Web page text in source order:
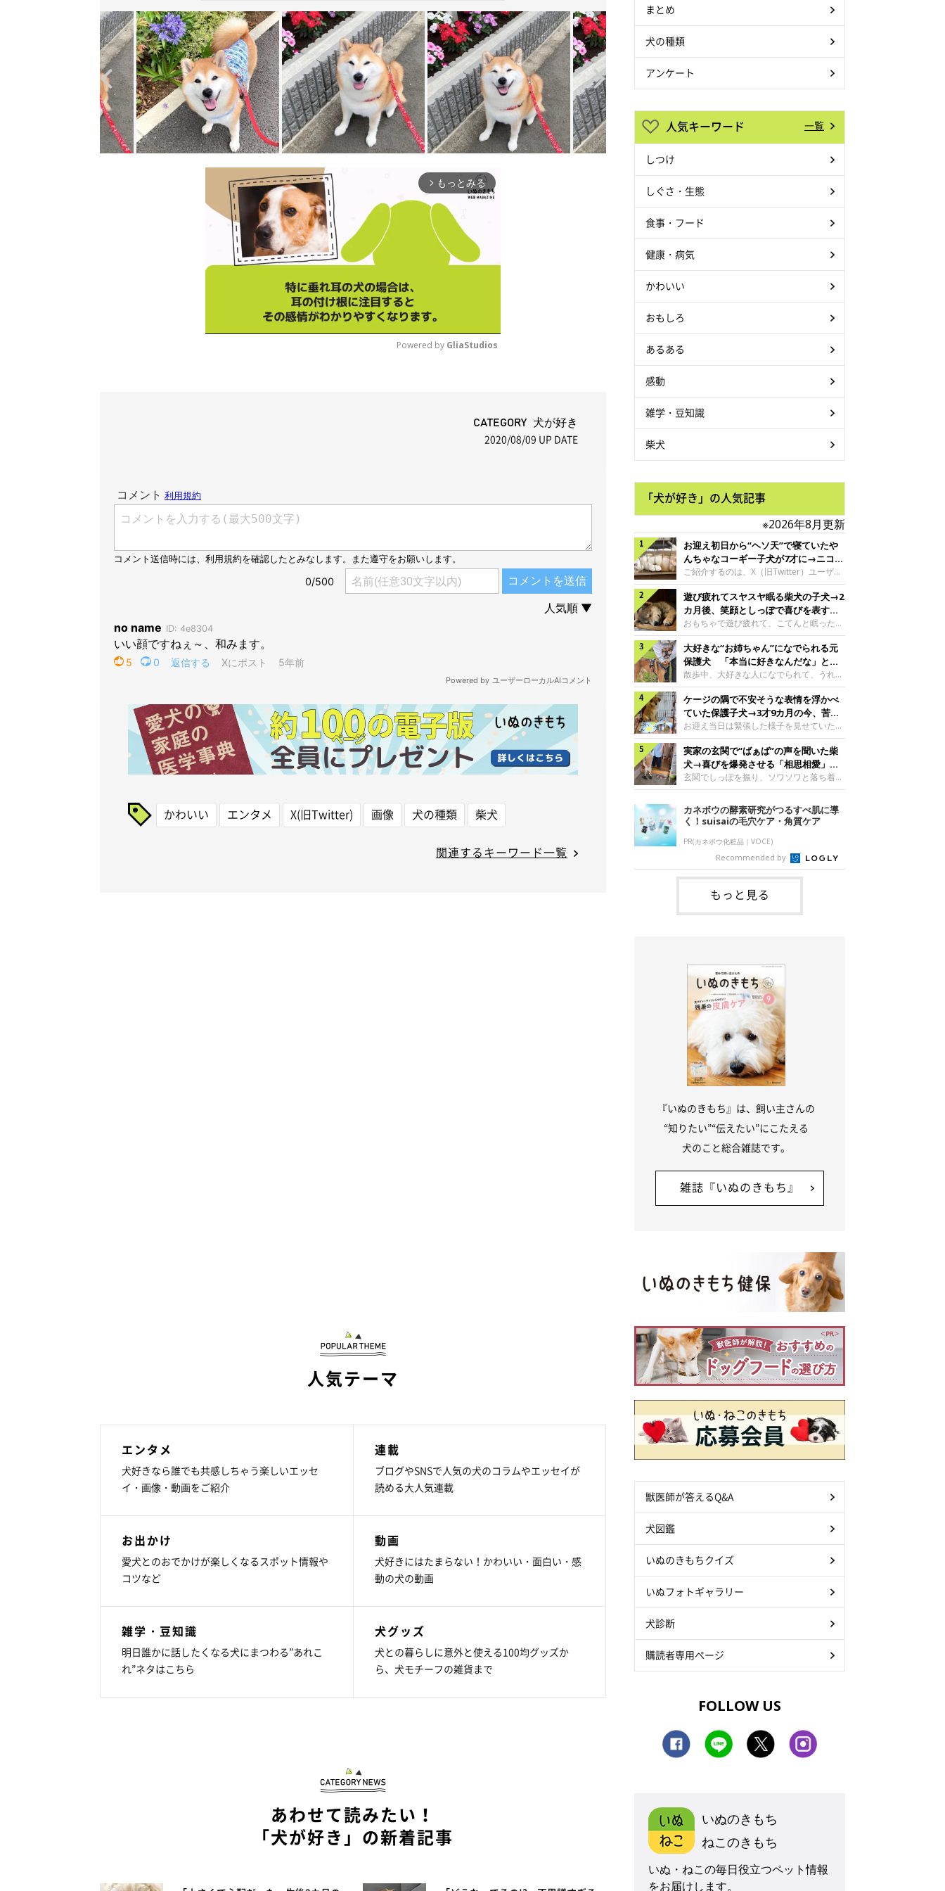
arrow_forward_ios もっとみる
Powered by GliaStudios
CATEGORY 犬が好き
2020/08/09 UP DATE
かわいい エンタメ X(旧Twitter) 画像 犬の種類 柴犬
関連するキーワード一覧
人気テーマ
エンタメ
犬好きなら誰でも共感しちゃう楽しいエッセ
イ・画像・動画をご紹介
連載
ブログやSNSで人気の犬のコラムやエッセイが
読める大人気連載
お出かけ
愛犬とのおでかけが楽しくなるスポット情報や
コツなど
動画
犬好きにはたまらない！かわいい・面白い・感
動の犬の動画
雑学・豆知識
明日誰かに話したくなる犬にまつわる”あれこ
れ”ネタはこちら
犬グッズ
犬との暮らしに意外と使える100均グッズか
ら、犬モチーフの雑貨まで
あわせて読みたい！
「犬が好き」の新着記事
まとめ
犬の種類
アンケート
人気キーワード 一覧
しつけ
しぐさ・生態
食事・フード
健康・病気
かわいい
おもしろ
あるある
感動
雑学・豆知識
柴犬
「犬が好き」の人気記事
※2026年8月更新
お迎え初日から“ヘソ天”で寝ていたや
んちゃなコーギー子犬が7才に→ニコニ
コ“コーギースマイル”が魅力のコに成
長！
ご紹介するのは、X（旧Twitter）ユーザー
＠Kus1oKg2vsgdWS2さんの愛犬でウェル
シュ・コーギー・ペンブロークの神楽ちゃ
ん。今年の8月で7才になるという神楽ちゃ
んですが、いったいどんな子犬時代を過ご
したのでしょうか。今回は、神楽ちゃんの
成長を飼い主さんと振り返ります！神楽ち
ゃんの成長について聞いた！お迎えから数
日後の神楽ちゃん（撮影時生後2カ月）＠
Kus1oKg2vsgdWS2――お迎え当初の神楽
ちゃんの様子について教えてください。飼
い主さん： 「お迎え当日から“ヘソ天”で寝
るようなコでし
遊び疲れてスヤスヤ眠る柴犬の子犬→2
カ月後、笑顔としっぽで喜びを表すコ
に成長！
おもちゃで遊び疲れて、こてんと眠った子
犬。あれから2カ月、表情や行動にさまざ
まな変化が見られるようになりました。遊
び疲れて眠る生後2カ月のなっちゃん遊び
疲れた様子のなっちゃん。@Pkndg_紹介
するのは、X（旧Twitter）ユーザー
@Pkndg_さんの愛犬・なっちゃん（取材
時、生後4カ月／柴犬）。こちらの写真
は、なっちゃんが生後2カ月のころに撮影
された一枚です。この日、なっちゃんは家
族と一緒におもちゃで遊んでいました。た
くさん遊んで疲れたのか、その後は眠り始
めたそうです。眠るなっちゃん。
@Pkndg_
大好きな“お姉ちゃん”になでられる元
保護犬 「本当に好きなんだな」と感
じる表情にほっこり
散歩中、大好きな人になでられて、うれし
そうな表情を見せる元保護犬。甘えるよう
な姿に、見ているこちらまでほっこりしま
す。大好きな“お姉ちゃん”に甘える小次郎
くん妹さんになでてもらい、うれしそうな
表情を見せる小次郎くん（2026年6月撮
影）。@mika_Jimmy紹介するのは、X（旧
Twitter）ユーザー@mika_Jimmyさんの愛
犬・小次郎くん（撮影時5才）。こちら
は、飼い主さんの妹さんと一緒に散歩をし
日、飼い主さんは実家から自宅へ帰る途
中、妹さんと公園で待ち合わせ
ケージの隅で不安そうな表情を浮かべ
ていた保護子犬→3才9カ月の今、苦手
を克服し頼もしいコに成長！
お迎え当日は緊張した様子を見せていた元
野犬の保護子犬。あれから約3年半、苦手
だったことを一つひとつ克服し、家族に寄
り添う姿を見せています。お迎え当日、ケ
ージの隅で不安そうにお迎え当日のシルビ
アちゃん。@nemonemotos今回紹介する
のは、X（旧Twitter）ユーザー
@nemonemotosさんの愛犬・シルビアち
ゃん（撮影当時、生後推定2カ月）。飼い
主さんが「#最初に撮った一枚」として投
稿した写真には、ケージの隅で不安そうな
表情を浮かべるシルビアちゃんの姿が写っ
ていました。こちらは、保護犬だったシル
実家の玄関で“ばぁば”の声を聞いた柴
犬→喜びを爆発させる「相思相愛」な
光景にほっこり
玄関でしっぽを振り、ソワソワと落ち着か
ない様子の柴犬。その先には、大好きな人
との再会が待っていました。玄関でソワソ
ワする福丸くんソワソワした様子を見せる
福丸くん。@totomo_fukumaru紹介する
のは、X（旧Twitter）ユーザー
@totomo_fukumaruさんが投稿していた
動画。玄関でしっぽを振っているのは、愛
犬・福丸くん（撮影時11才／柴犬）です。
何やらソワソワしている様子が印象的です
が、それにはほっこりする理由がありまし
た。 玄関で聞こえた、うれしい声ばぁば
カネボウの酵素研究がつるすべ肌に導
く！suisaiの毛穴ケア・角質ケア
PR(カネボウ化粧品｜VOCE)
Recommended by
もっと見る
『いぬのきもち』は、飼い主さんの
“知りたい”“伝えたい”にこたえる
犬のこと総合雑誌です。
雑誌『いぬのきもち』
獣医師が答えるQ&A
犬図鑑
いぬのきもちクイズ
いぬフォトギャラリー
犬診断
購読者専用ページ
FOLLOW US
いぬのきもち
ねこのきもち
いぬ・ねこの毎日役立つペット情報
をお届けします。